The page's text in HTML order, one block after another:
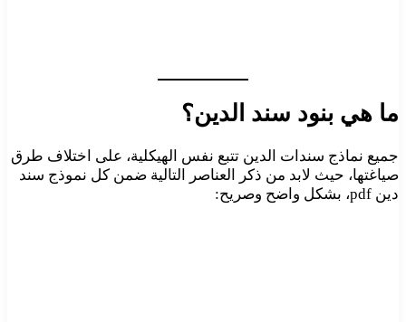
ما هي بنود سند الدين؟
جميع نماذج سندات الدين تتبع نفس الهيكلية، على اختلاف طرق
صياغتها، حيث لابد من ذكر العناصر التالية ضمن كل نموذج سند
دين pdf، بشكل واضح وصريح: